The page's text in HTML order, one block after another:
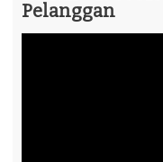
Pelanggan